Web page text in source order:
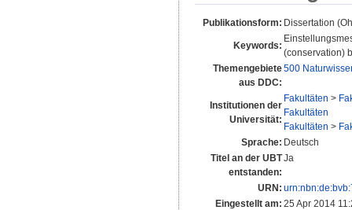
Publikationsform: Dissertation
Keywords:
(conservation)
Themengebiete
aus DDC:
500
Institutionen der
Universität:
Fakultäten >
Fakultäten
Fakultäten >
Sprache: Deutsch
Titel an der UBT
entstanden:
Ja
URN:
Eingestellt am: 25 Apr 2014